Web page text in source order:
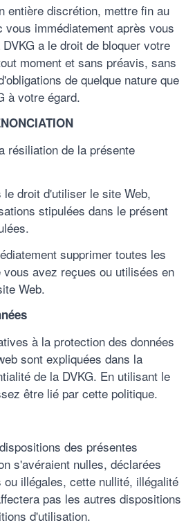
entière discrétion, mettre fin au
vous immédiatement après vous
a le droit de bloquer votre
moment et sans préavis, sans
de quelque nature que
à votre égard.
résiliation de la présente
droit d'utiliser le site Web,
stipulées dans le présent
supprimer toutes les
vous avez reçues ou utilisées en
Web.
à la protection des données
sont expliquées dans la
de la DVKG. En utilisant le
être lié par cette politique.
des présentes
s'avéraient nulles, déclarées
ou illégales, cette nullité, illégalité
pas les autres dispositions
d'utilisation.